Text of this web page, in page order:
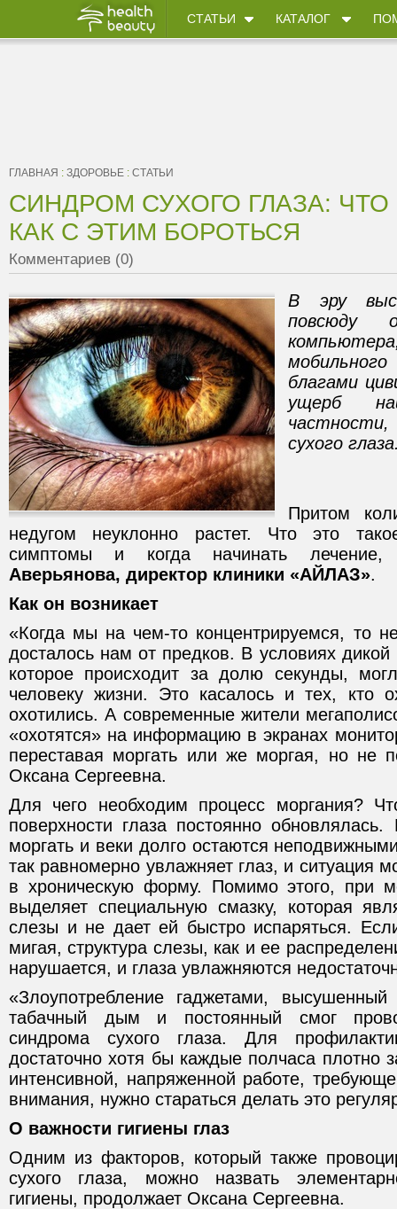
СТАТЬИ КАТАЛОГ
ГЛАВНАЯ : ЗДОРОВЬЕ : СТАТЬИ
СИНДРОМ СУХОГО ГЛАЗА:
КАК С ЭТИМ БОРОТЬСЯ
Комментариев (0)
В эру
повсюду
благами
ущерб
сухого
Притом
недугом неуклонно растет. Что это
симптомы и когда начинать лечение,
Аверьянова, директор клиники «АЙЛАЗ».
Как он возникает
«Когда мы на чем-то концентрируемся, то
досталось нам от предков. В условиях
которое происходит за долю секунды,
человеку жизни. Это касалось и тех, кто
охотились. А современные жители
«охотятся» на информацию в экранах
переставая моргать или же моргая, но не
Оксана Сергеевна.
Для чего необходим процесс моргания?
поверхности глаза постоянно обновлялась.
моргать и веки долго остаются
так равномерно увлажняет глаз, и ситуация
в хроническую форму. Помимо этого, при
выделяет специальную смазку, которая
слезы и не дает ей быстро испаряться.
мигая, структура слезы, как и ее
нарушается, и глаза увлажняются
«Злоупотребление гаджетами,
табачный дым и постоянный смог
синдрома сухого глаза. Для
достаточно хотя бы каждые полчаса плотно
интенсивной, напряженной работе,
внимания, нужно стараться делать это
О важности гигиены глаз
Одним из факторов, который также
сухого глаза, можно назвать
гигиены, продолжает Оксана Сергеевна.